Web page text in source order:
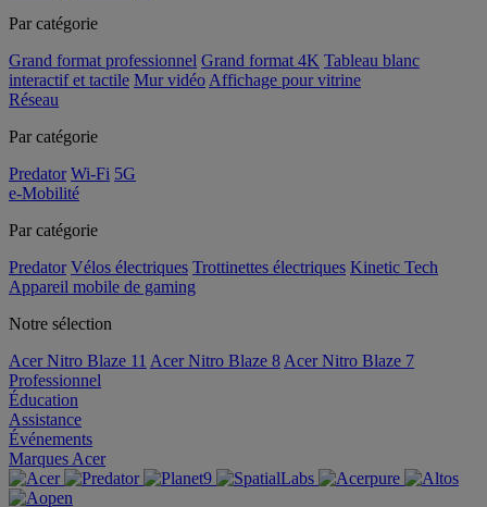
Par catégorie
Grand format professionnel Grand format 4K Tableau blanc
interactif et tactile Mur vidéo Affichage pour vitrine
Réseau
Par catégorie
Predator Wi-Fi 5G
e-Mobilité
Par catégorie
Predator Vélos électriques Trottinettes électriques Kinetic Tech
Appareil mobile de gaming
Notre sélection
Acer Nitro Blaze 11 Acer Nitro Blaze 8 Acer Nitro Blaze 7
Professionnel
Éducation
Assistance
Événements
Marques Acer